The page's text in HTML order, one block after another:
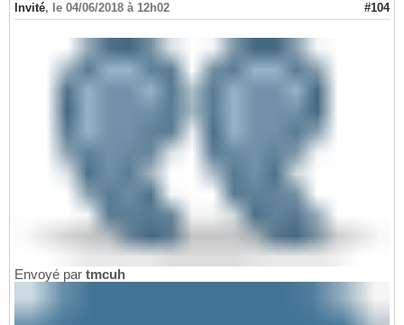
Invité, le 04/06/2018 à 12h02 #104
Envoyé par tmcuh